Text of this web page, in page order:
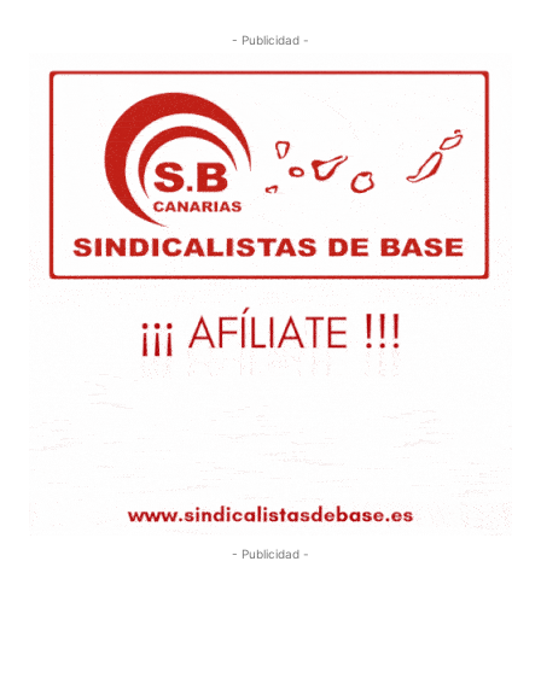
- Publicidad -
- Publicidad -